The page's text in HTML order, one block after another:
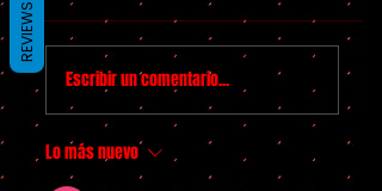
Escribir un comentario...
Lo más nuevo
REVIEWS